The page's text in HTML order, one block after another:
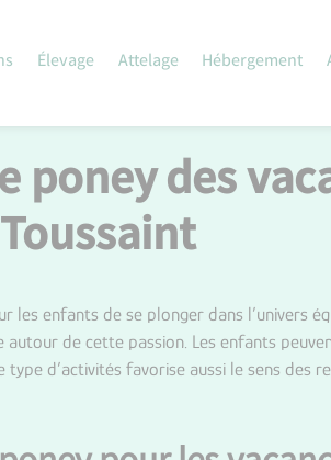
Élevage Attelage Hébergement
poney des
Toussaint
les enfants de se plonger dans l’univers
de cette passion. Les enfants
d’activités favorise aussi le sens des